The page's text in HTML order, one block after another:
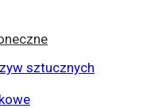
sztucznych